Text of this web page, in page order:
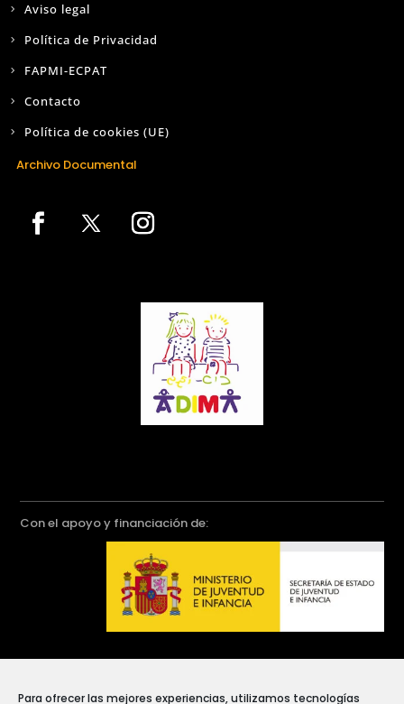
Para ofrecer las mejores experiencias, utilizamos tecnologías
Aviso legal
Política de Privacidad
FAPMI-ECPAT
Contacto
Política de cookies (UE)
Archivo Documental
Con el apoyo y financiación de: